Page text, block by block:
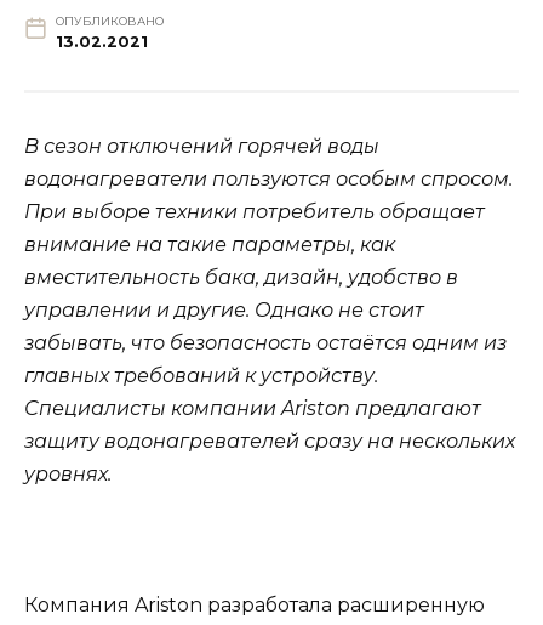
ОПУБЛИКОВАНО
13.02.2021
В сезон отключений горячей воды
водонагреватели пользуются особым спросом.
При выборе техники потребитель обращает
внимание на такие параметры, как
вместительность бака, дизайн, удобство в
управлении и другие. Однако не стоит
забывать, что безопасность остаётся одним из
главных требований к устройству.
Специалисты компании Ariston предлагают
защиту водонагревателей сразу на нескольких
уровнях.
Компания Ariston разработала расширенную